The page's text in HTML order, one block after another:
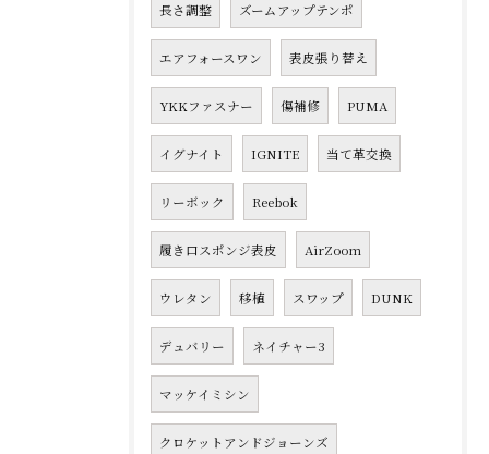
長さ調整 ズームアップテンポ
エアフォースワン 表皮張り替え
YKKファスナー 傷補修 PUMA
イグナイト IGNITE 当て革交換
リーボック Reebok
履き口スポンジ表皮 AirZoom
ウレタン 移植 スワップ DUNK
デュバリー ネイチャー3
マッケイミシン
クロケットアンドジョーンズ